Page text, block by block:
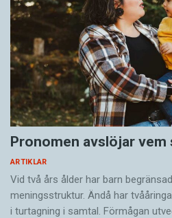
– Det är viktigt att
hittar varandra redan vid
mycket vunnet då. Alla har
betraktade på samma vis
rätt till ett gott
alla mina patienter det
behöver, så att de känner
förstådda. Om inte
ingen god vård, säger
Pronomen avslöjar vem
ARTIKLAR
Vid två års ålder har barn
meningsstruktur. Ändå har
i turtagning i samtal. Förmågan